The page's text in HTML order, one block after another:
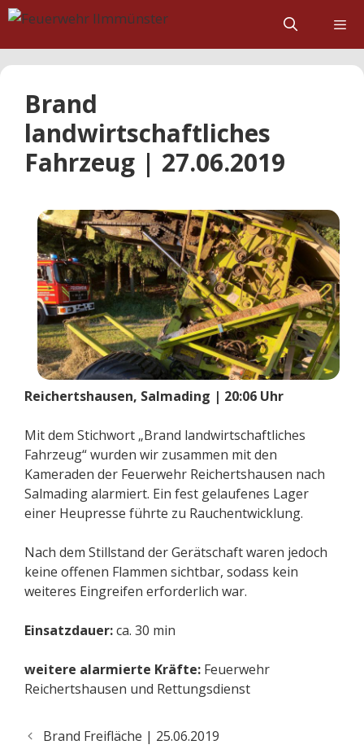
Zum
Inhalt
springen
Brand
landwirtschaftliches
Fahrzeug | 27.06.2019
Reichertshausen, Salmading | 20:06 Uhr
Mit dem Stichwort „Brand landwirtschaftliches
Fahrzeug“ wurden wir zusammen mit den
Kameraden der Feuerwehr Reichertshausen nach
Salmading alarmiert. Ein fest gelaufenes Lager
einer Heupresse führte zu Rauchentwicklung.
Nach dem Stillstand der Gerätschaft waren jedoch
keine offenen Flammen sichtbar, sodass kein
weiteres Eingreifen erforderlich war.
Einsatzdauer:ca. 30 min
weitere alarmierte Kräfte: Feuerwehr
Reichertshausen und Rettungsdienst
Brand Freifläche | 25.06.2019